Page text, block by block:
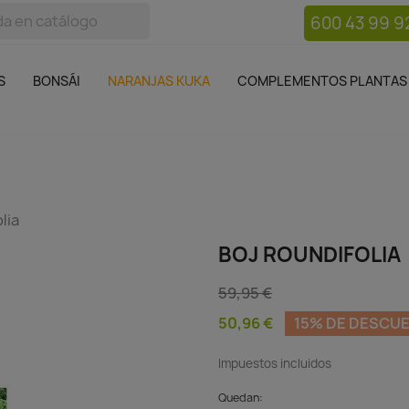
600 43 99
BONSÁI NARANJAS KUKA COMPLEMENTOS PLANTAS
Complementos plantas
BOJ ROUNDIFOLIA
59,95 €
50,96 €
15% DE
Impuestos incluidos
Quedan: